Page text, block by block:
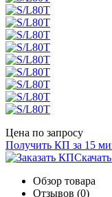
Цена по запросу
Получить КП за 15
Обзор товара
Отзывов (0)